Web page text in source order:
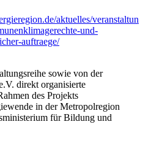
aktuelles/veranstaltun
und-
auftraege/
sowie von der
direkt organisierte
des Projekts
in der Metropolregion
für Bildung und